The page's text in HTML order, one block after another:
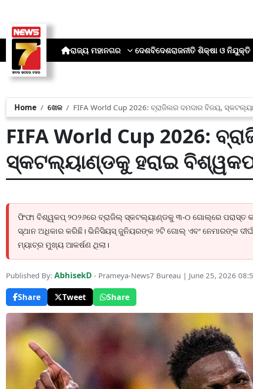
ରାଜ୍ୟ ମହାନଗର ଦେଶବିଦେଶରାଜନୀତି ଶିକ୍ଷା ଓ ନିଯୁକ୍ତି
Home ଖେଳ FIFA World Cup 2026: ବ୍ରାଜିଲର ଦମଦାର ବିଜୟ,
FIFA World Cup 2026:
ସ୍କଟଲ୍ୟାଣ୍ଡକୁ ହରାଇ
ଫିଫା ବିଶ୍ୱକପ୍ ୨୦୨୬ରେ ବ୍ରାଜିଲ୍ ସ୍କଟଲ୍ୟାଣ୍ଡକୁ ୩-୦ ଗୋଲ୍‌ରେ ପରାସ୍ତ କରି
ସ୍ଥାନ ଅଧିକାର କରିଛି। ଭିନିସିୟସ୍ ଜୁନିୟରଙ୍କ ୨ଟି ଗୋଲ୍ ଏବଂ ନେମାରଙ୍କ
ମ୍ୟାଚ୍‌ର ମୁଖ୍ୟ ଆକର୍ଷଣ ଥିଲା।
Published By: AbhisekD - Prameya-News7 Bureau | June 25, 2026
Share
Tweet Share